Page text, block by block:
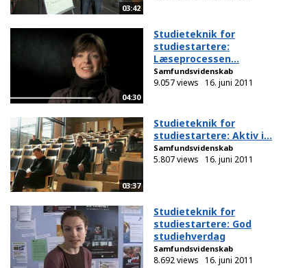
03:42
04:30
Studieteknik for
studiestartere:
Læseprocessen...
Samfundsvidenskab
9.057 views 16. juni 2011
03:37
Studieteknik for
studiestartere: Aktiv i...
Samfundsvidenskab
5.807 views 16. juni 2011
Studieteknik for
studiestartere: God
studiehverdag
Samfundsvidenskab
8.692 views 16. juni 2011